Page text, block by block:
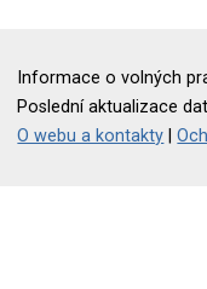
Informace o volných
Poslední aktualizace
O webu a kontakty |